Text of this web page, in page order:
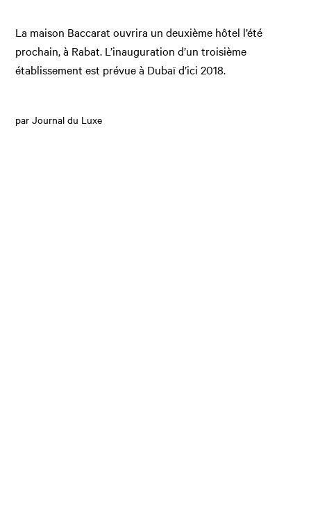
La maison Baccarat ouvrira un deuxième hôtel l’été
prochain, à Rabat. L’inauguration d’un troisième
établissement est prévue à Dubaï d’ici 2018.
par Journal du Luxe